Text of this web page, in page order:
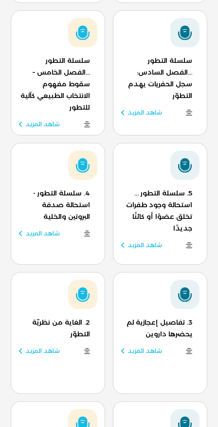
سلسلة التطور
...الفصل السادس:
سجل الحفريات يهدم
التطوّر
شاهد المزيد
سلسلة التطور
...الفصل الخامس –
سقوط مفهوم
الانتخاب الطبيعي كآلية
للتطور
شاهد المزيد
5. سلسلة التطور ...
استحالة وجود طفرات
تخلق عضوًا أو كائنًا
جديدًا
شاهد المزيد
4. سلسلة التطور -
استحالة صدفة
البروتين والخلية
شاهد المزيد
3. تفاصيل إعجازية لم
يحضرها داروين
شاهد المزيد
2. الغاية من نظريّة
التطوّر
شاهد المزيد